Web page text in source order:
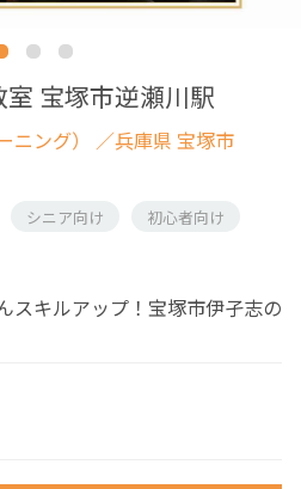
宝塚市逆瀬川駅
ング） ／兵庫県 宝塚市
シニア向け
初心者向け
スキルアップ！宝塚市伊孑志の